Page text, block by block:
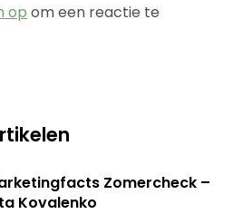
op om een reactie te
Zomercheck –
Kovalenko